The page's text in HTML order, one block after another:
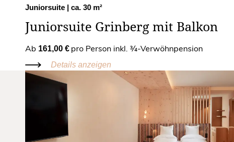
Juniorsuite | ca. 30 m²
Juniorsuite Grinberg mit Balkon
Ab 161,00 € pro Person inkl. ¾-Verwöhnpension
Details anzeigen